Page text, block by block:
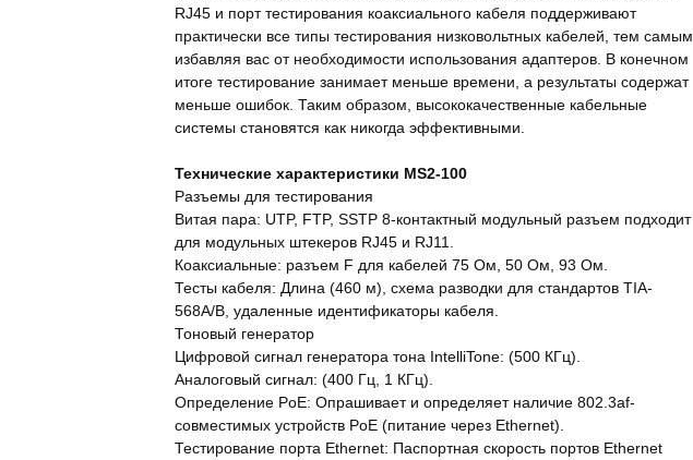
RJ45 и порт тестирования коаксиального кабеля поддерживают
практически все типы тестирования низковольтных кабелей, тем самым
избавляя вас от необходимости использования адаптеров. В конечном
итоге тестирование занимает меньше времени, а результаты содержат
меньше ошибок. Таким образом, высококачественные кабельные
системы становятся как никогда эффективными.
Технические характеристики MS2-100
Разъемы для тестирования
Витая пара: UTP, FTP, SSTP 8-контактный модульный разъем подходит
для модульных штекеров RJ45 и RJ11.
Коаксиальные: разъем F для кабелей 75 Ом, 50 Ом, 93 Ом.
Тесты кабеля: Длина (460 м), схема разводки для стандартов TIA-
568A/B, удаленные идентификаторы кабеля.
Тоновый генератор
Цифровой сигнал генератора тона IntelliTone: (500 КГц).
Аналоговый сигнал: (400 Гц, 1 КГц).
Определение PoE: Опрашивает и определяет наличие 802.3af-
совместимых устройств PoE (питание через Ethernet).
Тестирование порта Ethernet: Паспортная скорость портов Ethernet